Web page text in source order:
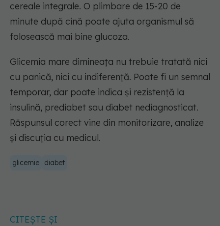
cereale integrale. O plimbare de 15-20 de
minute după cină poate ajuta organismul să
folosească mai bine glucoza.
Glicemia mare dimineața nu trebuie tratată nici
cu panică, nici cu indiferență. Poate fi un semnal
temporar, dar poate indica și rezistență la
insulină, prediabet sau diabet nediagnosticat.
Răspunsul corect vine din monitorizare, analize
și discuția cu medicul.
glicemie diabet
CITEȘTE ȘI